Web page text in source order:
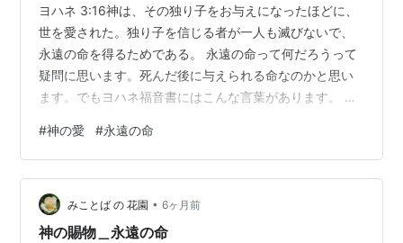
ヨハネ 3:16神は、その独り子をお与えになったほどに、
世を愛された。独り子を信じる者が一人も滅びないで、
永遠の命を得るためである。 永遠の命って何だろうって
疑問に思います。死んだ後に与えられる命なのかと思い
ます。でもヨハネ福音書にはこんな言葉があります。 ヨ
ている。 イエスを信じる人は、「得ている」というので
す。どういうこと? イエスを信じる人は永遠の命を与えら
れました。この命に生きるとき、この命に生かされると
きに神との関わり、神との交わりに生きることが始まり
ます。そしてこの命が永遠の命と呼ばれるのは、イエス
#神の愛 #永遠の命
みことば の 花園 • 6ヶ月前
神の賜物＿永遠の命